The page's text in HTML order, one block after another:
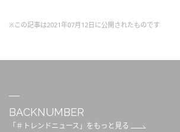
※この記事は2021年07月12日に公開されたものです
BACKNUMBER
「＃トレンドニュース」をもっと見る